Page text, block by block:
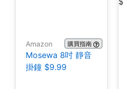
Amazon 購買指南
Mosewa 8吋 靜音
掛鐘 $9.99